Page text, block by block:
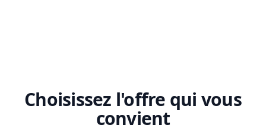
Choisissez l'offre qui vous
convient